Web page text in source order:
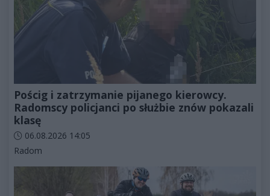
Pościg i zatrzymanie pijanego kierowcy.
Radomscy policjanci po służbie znów pokazali
klasę
Data dodania artykułu:
06.08.2026 14:05
Kategorie artykułu:
Radom